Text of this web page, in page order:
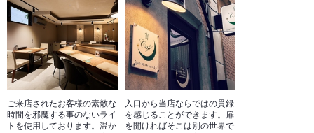
ご来店されたお客様の素敵な
時間を邪魔する事のないライ
トを使用しております。温か
入口から当店ならではの貫録
を感じることができます。扉
を開ければそこは別の世界で